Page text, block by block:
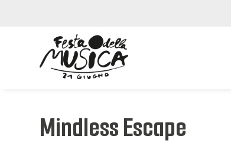
Mindless Escape